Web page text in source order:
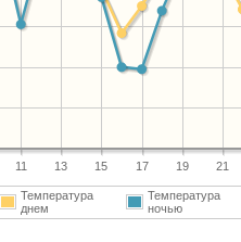
11 13 15 17 19 21
Температура
днем
Температура
ночью